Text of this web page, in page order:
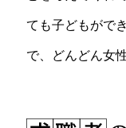
ても子どもがで
で、どんどん女